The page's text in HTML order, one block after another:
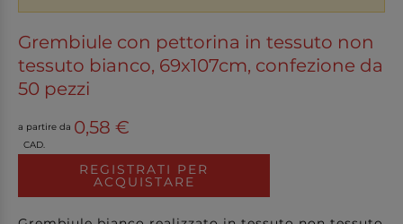
Grembiule con pettorina in tessuto non
tessuto bianco, 69x107cm, confezione da
50 pezzi
a partire da 0,58 €
CAD.
REGISTRATI PER
ACQUISTARE